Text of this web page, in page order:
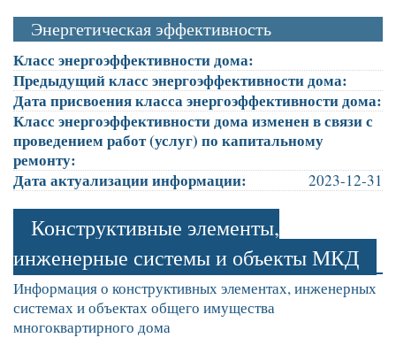
Энергетическая эффективность
Класс энергоэффективности дома:
Предыдущий класс энергоэффективности дома:
Дата присвоения класса энергоэффективности дома:
Класс энергоэффективности дома изменен в связи с
проведением работ (услуг) по капитальному
ремонту:
Дата актуализации информации:
2023-12-31
Конструктивные элементы,
инженерные системы и объекты МКД
Информация о конструктивных элементах, инженерных
системах и объектах общего имущества
многоквартирного дома